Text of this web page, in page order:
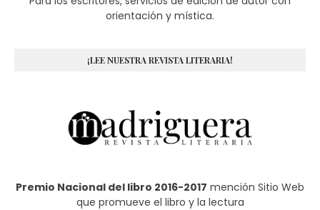
orientación y mística.
¡LEE NUESTRA REVISTA LITERARIA!
Premio Nacional del libro 2016-2017 mención Sitio Web
que promueve el libro y la lectura